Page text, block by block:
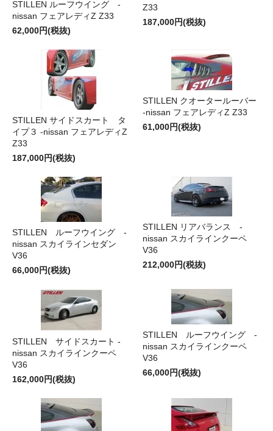
STILLEN ルーフウイング -
nissan フェアレディZ Z33
62,000円(税抜)
Z33
187,000円(税抜)
STILLEN サイドスカート タ
イプ３ -nissan フェアレディZ
Z33
187,000円(税抜)
STILLEN クオータールーバー
-nissan フェアレディZ Z33
61,000円(税抜)
STILLEN ルーフウイング -
nissan スカイラインセダン
V36
66,000円(税抜)
STILLEN リアバランス -
nissan スカイラインクーペ
V36
212,000円(税抜)
STILLEN サイドスカート -
nissan スカイラインクーペ
V36
162,000円(税抜)
STILLEN ルーフウイング -
nissan スカイラインクーペ
V36
66,000円(税抜)